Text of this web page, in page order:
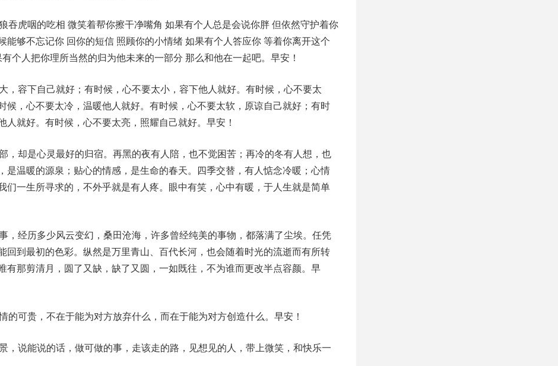
吞虎咽的吃相 微笑着帮你擦干净嘴角 如果有个人总是会说你胖 但依然守护着你
能够不忘记你 回你的短信 照顾你的小情绪 如果有个人答应你 等着你离开这个
个人把你理所当然的归为他未来的一部分 那么和他在一起吧。早安！
，容下自己就好；有时候，心不要太小，容下他人就好。有时候，心不要太
候，心不要太冷，温暖他人就好。有时候，心不要太软，原谅自己就好；有时
人就好。有时候，心不要太亮，照耀自己就好。早安！
，却是心灵最好的归宿。再黑的夜有人陪，也不觉困苦；再冷的冬有人想，也
是温暖的源泉；贴心的情感，是生命的春天。四季交替，有人惦念冷暖；心情
们一生所寻求的，不外乎就是有人疼。眼中有笑，心中有暖，于人生就是简单
，经历多少风云变幻，桑田沧海，许多曾经纯美的事物，都落满了尘埃。任凭
回到最初的色彩。纵然是万里青山、百代长河，也会随着时光的流逝而有所转
有那剪清月，圆了又缺，缺了又圆，一如既往，不为谁而更改半点容颜。早
的可贵，不在于能为对方放弃什么，而在于能为对方创造什么。早安！
，说能说的话，做可做的事，走该走的路，见想见的人，带上微笑，和快乐一